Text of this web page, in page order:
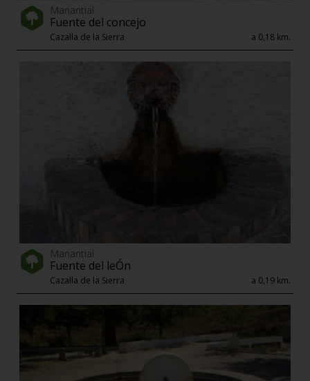
Manantial
Fuente del concejo
Cazalla de la Sierra a 0,18 km.
Manantial
Fuente del leÓn
Cazalla de la Sierra a 0,19 km.